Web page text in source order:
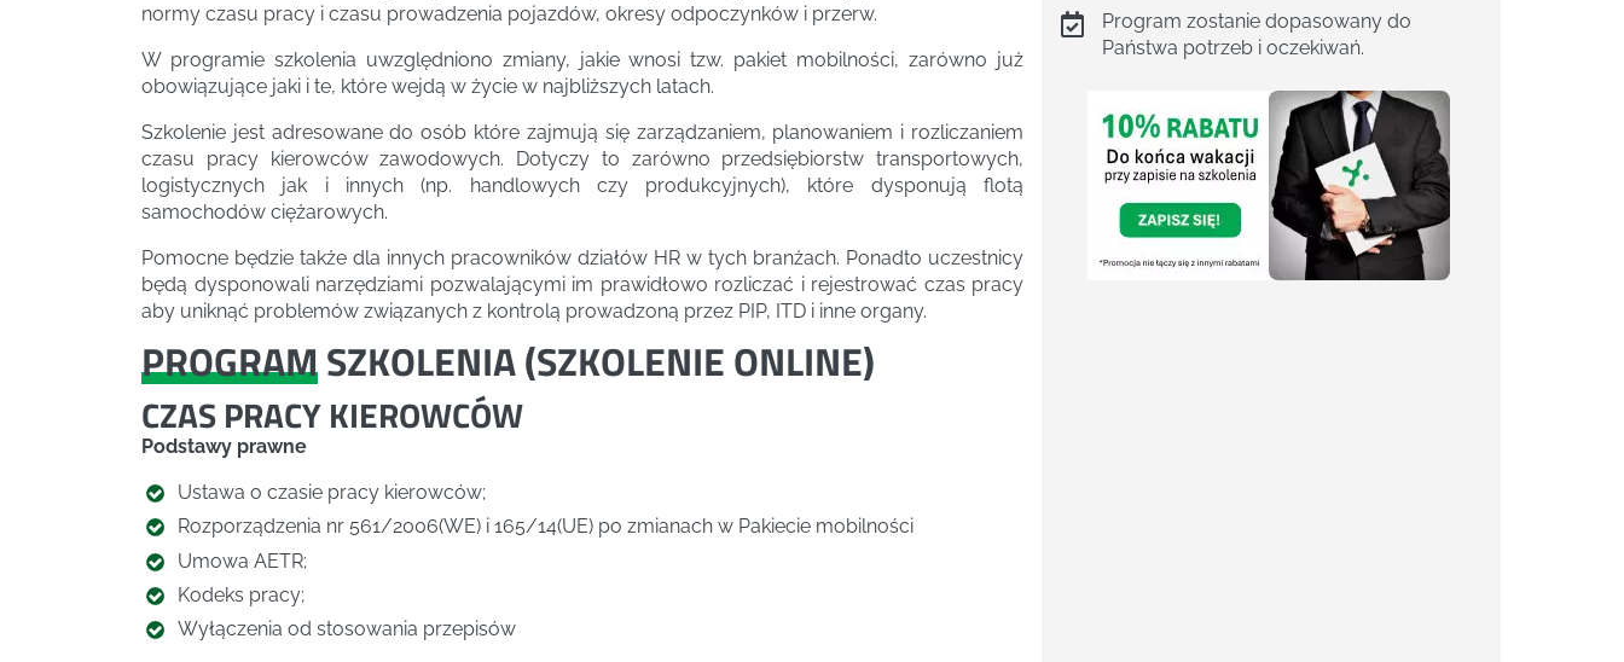
normy czasu pracy i czasu prowadzenia pojazdów, okresy odpoczynków i przerw.
W programie szkolenia uwzględniono zmiany, jakie wnosi tzw. pakiet mobilności, zarówno już
obowiązujące jaki i te, które wejdą w życie w najbliższych latach.
Szkolenie jest adresowane do osób które zajmują się zarządzaniem, planowaniem i rozliczaniem
czasu pracy kierowców zawodowych. Dotyczy to zarówno przedsiębiorstw transportowych,
logistycznych jak i innych (np. handlowych czy produkcyjnych), które dysponują flotą
samochodów ciężarowych.
Pomocne będzie także dla innych pracowników działów HR w tych branżach. Ponadto uczestnicy
będą dysponowali narzędziami pozwalającymi im prawidłowo rozliczać i rejestrować czas pracy
aby uniknąć problemów związanych z kontrolą prowadzoną przez PIP, ITD i inne organy.
PROGRAMSZKOLENIA (SZKOLENIE ONLINE)
CZAS PRACY KIEROWCÓW
Podstawy prawne
Ustawa o czasie pracy kierowców;
Rozporządzenia nr 561/2006(WE) i 165/14(UE) po zmianach w Pakiecie mobilności
Umowa AETR;
Kodeks pracy;
Wyłączenia od stosowania przepisów
Program zostanie dopasowany do
Państwa potrzeb i oczekiwań.